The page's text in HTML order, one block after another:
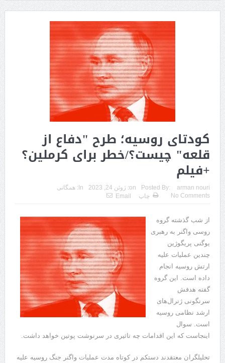
کودتای روسیه؛ طرح "دفاع از
قلعه" چیست؟/خطر برای کرملین؟
+فیلم
Posted By: arman nouri
on: ژوئن 24, 2023 In: همگانی
No Comments
چاپ Email
از شب گذشته گروه
روسی واگنر به رهبری
یوگنی پریگوژین
چندین عملیات علیه
ارتش روسیه انجام
داده است. این گروه
گفته هدفش
سرنگونی ژنرال‌های
ارشد نظامی روسیه
است. سوال
اینجاست که این اقدامات چه تاثیری در سرنوشت پوتین خواهد داشت.
تحلیلگران معتقدند دستکم در کوتاه مدت عملیات واگنر جنگ روسیه علیه